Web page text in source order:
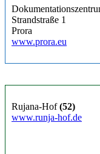
Strandstraße 1
Prora
www.prora.eu
Rujana-Hof(52)
www.runja-hof.de